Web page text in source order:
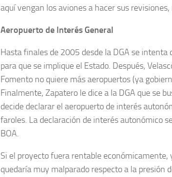
aquí vengan los aviones a hacer sus
Aeropuerto de Interés General
Hasta finales de 2005 desde la DGA se intenta
para que se implique el Estado. Después,
Fomento no quiere más aeropuertos (ya
Finalmente, Zapatero le dice a la DGA que se
decide declarar el aeropuerto de interés
faroles. La declaración de interés autonómico
BOA.
Si el proyecto fuera rentable económicamente,
quedaría muy malparado respecto a la presión